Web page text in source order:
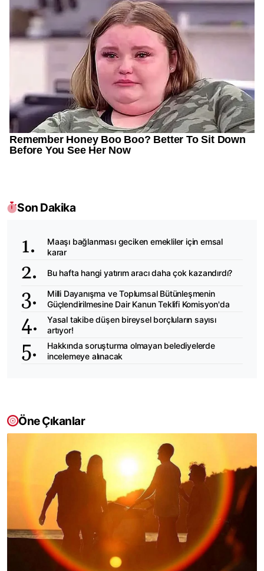
Son Dakika
Maaşı bağlanması geciken emekliler için emsal
karar
Bu hafta hangi yatırım aracı daha çok kazandırdı?
Milli Dayanışma ve Toplumsal Bütünleşmenin
Güçlendirilmesine Dair Kanun Teklifi Komisyon'da
Yasal takibe düşen bireysel borçluların sayısı
artıyor!
Hakkında soruşturma olmayan belediyelerde
incelemeye alınacak
Öne Çıkanlar